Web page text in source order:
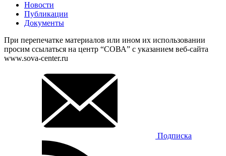
Новости
Публикации
Документы
При перепечатке материалов или ином их использовании
просим ссылаться на центр “СОВА” с указанием веб-сайта
www.sova-center.ru
Подписка